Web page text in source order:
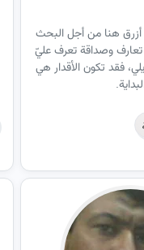
أزرق هنا من أجل البحث
وصداقة تعرف عليّ
فقد تكون الأقدار هي